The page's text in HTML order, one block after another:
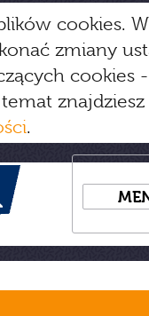
cookies.
zmiany
cookies
.